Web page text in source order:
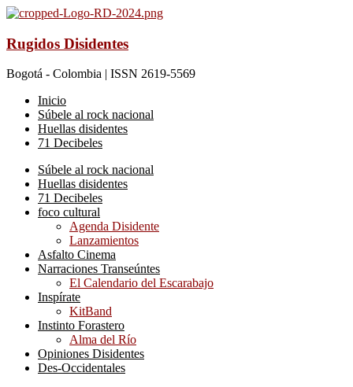
Rugidos Disidentes
Bogotá - Colombia | ISSN 2619-5569
Inicio
Súbele al rock nacional
Huellas disidentes
71 Decibeles
Súbele al rock nacional
Huellas disidentes
71 Decibeles
foco cultural
Agenda Disidente
Lanzamientos
Asfalto Cinema
Narraciones Transeúntes
El Calendario del Escarabajo
Inspírate
KitBand
Instinto Forastero
Alma del Río
Opiniones Disidentes
Des-Occidentales